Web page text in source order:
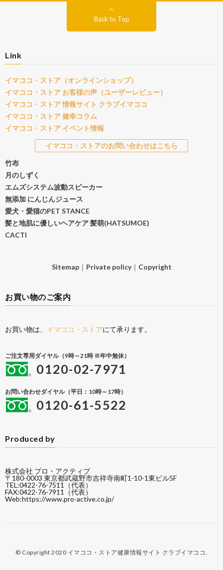
Back to Top
Link
イマココ・ストア（オンラインショップ）
イマココ・ストア お客様の声（ユーザーレビュー）
イマココ・ストア 情報サイト クラブイマココ
イマココ・ストア 健幸コラム
イマココ・ストア イベント情報
イマココ・ストアのお問い合わせはこちら
竹布
月のしずく
エムズシステム波動スピーカー
無添加 にんじんジュース
愛犬・愛猫のPET STANCE
髪と地肌に優しいヘアケア 髪萌(HATSUMOE)
CACTI
Sitemap｜ Private policy｜ Copyright
お買い物のご案内
お買い物は、 イマココ・ストアにて承ります。
ご注文専用ダイヤル（9時～21時 ※年中無休）
0120-02-7971
お問い合わせダイヤル（平日：10時～17時）
0120-61-5522
Produced by
株式会社 プロ・アクティブ
〒180-0003 東京都武蔵野市吉祥寺南町1-10-1東ビル5F
TEL:0422-76-7511（代表）
FAX:0422-76-7911（代表）
Web:https://www.pro-active.co.jp/
© Copyright 2020 イマココ・ストア健康情報サイト クラブイマココ